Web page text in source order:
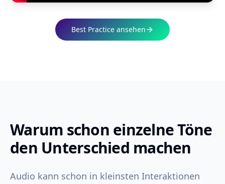
Best Practice ansehen
Warum schon einzelne Töne
den Unterschied machen
Audio kann schon in kleinsten Interaktionen